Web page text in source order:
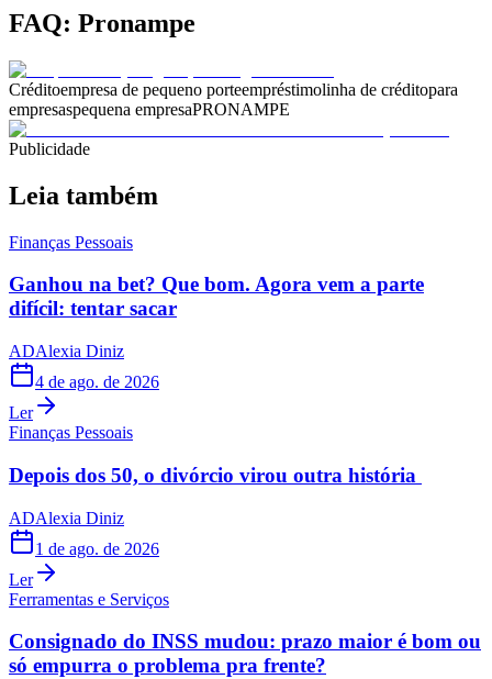
FAQ: Pronampe
Créditoempresa de pequeno porteempréstimolinha de créditopara
empresaspequena empresaPRONAMPE
Publicidade
Leia também
Finanças Pessoais
Ganhou na bet? Que bom. Agora vem a parte
difícil: tentar sacar
ADAlexia Diniz
4 de ago. de 2026
Ler
Finanças Pessoais
Depois dos 50, o divórcio virou outra história
ADAlexia Diniz
1 de ago. de 2026
Ler
Ferramentas e Serviços
Consignado do INSS mudou: prazo maior é bom ou
só empurra o problema pra frente?